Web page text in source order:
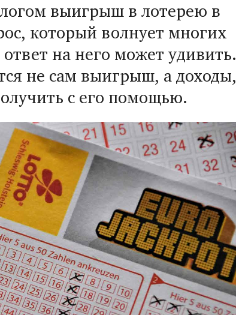
выигрыш в лотерею в
который волнует многих
на него может удивить.
не сам выигрыш, а доходы,
с его помощью.